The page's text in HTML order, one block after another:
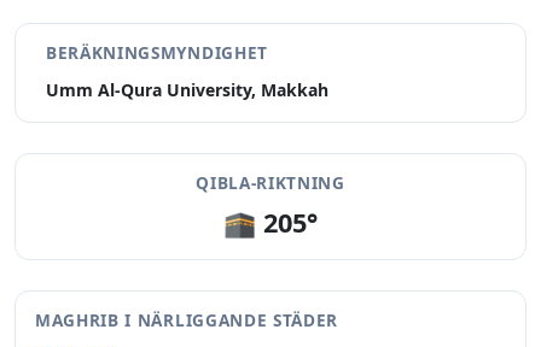
BERÄKNINGSMYNDIGHET
Umm Al-Qura University, Makkah
QIBLA-RIKTNING
🕋 205°
MAGHRIB I NÄRLIGGANDE STÄDER